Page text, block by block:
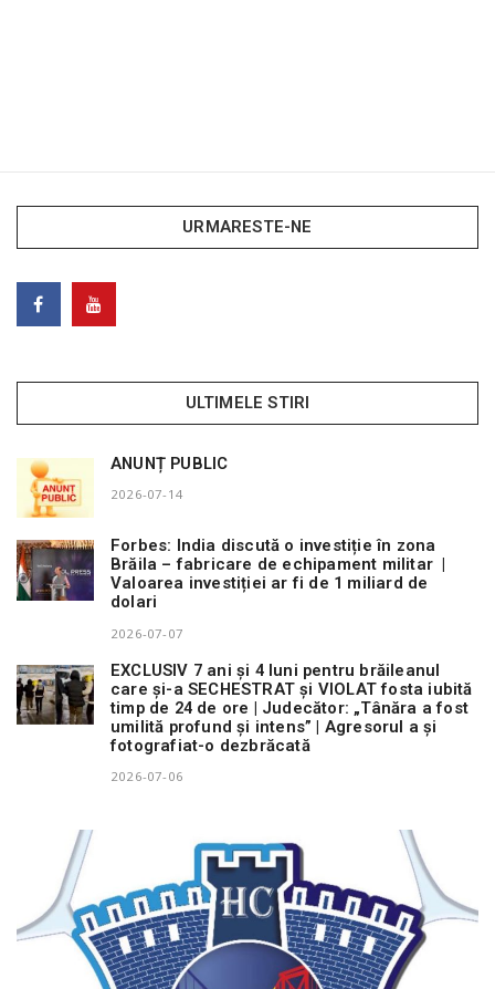
URMARESTE-NE
ULTIMELE STIRI
ANUNȚ PUBLIC
2026-07-14
Forbes: India discută o investiție în zona
Brăila – fabricare de echipament militar |
Valoarea investiției ar fi de 1 miliard de
dolari
2026-07-07
EXCLUSIV 7 ani și 4 luni pentru brăileanul
care și-a SECHESTRAT și VIOLAT fosta iubită
timp de 24 de ore | Judecător: „Tânăra a fost
umilită profund și intens” | Agresorul a și
fotografiat-o dezbrăcată
2026-07-06